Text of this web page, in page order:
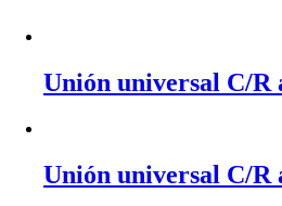
Unión universal C/R
Unión universal C/R